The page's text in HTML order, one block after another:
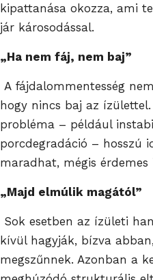
kipattanása okozza, ami
jár károsodással.
„Ha nem fáj, nem baj”
A fájdalommentesség
hogy nincs baj az
probléma – például
porcdegradáció – hosszú
maradhat, mégis
„Majd elmúlik magától”
Sok esetben az ízületi
kívül hagyják, bízva
megszűnnek. Azonban a